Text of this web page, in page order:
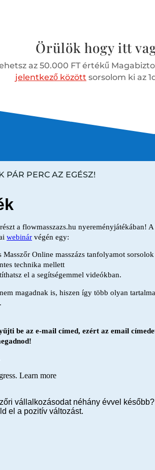
Örülök hogy itt
az 50.000 FT értékű
jelentkező között sorsolom ki az
PÁR PERC AZ EGÉSZ!